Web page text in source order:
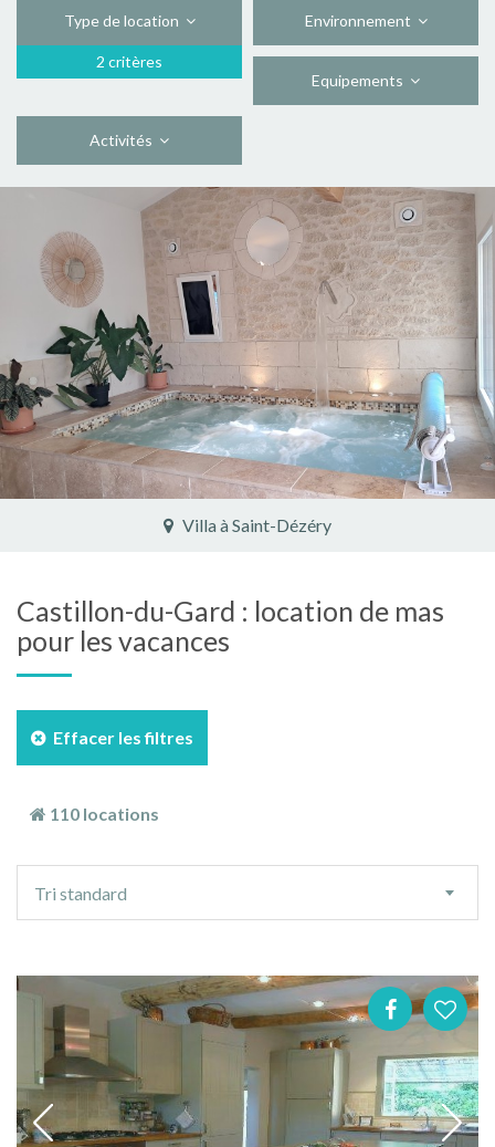
Type de location
2 critères
Environnement
Equipements
Activités
Villa à Saint-Dézéry
Castillon-du-Gard : location de mas
pour les vacances
Effacer les filtres
110 locations
tri
Tri standard